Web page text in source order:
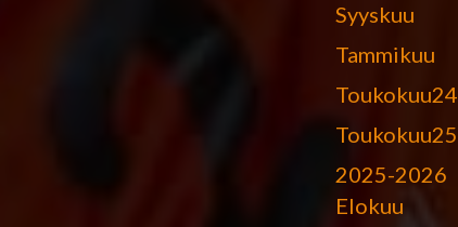
Syyskuu
Tammikuu
Toukokuu24
Toukokuu25
2025-2026
Elokuu